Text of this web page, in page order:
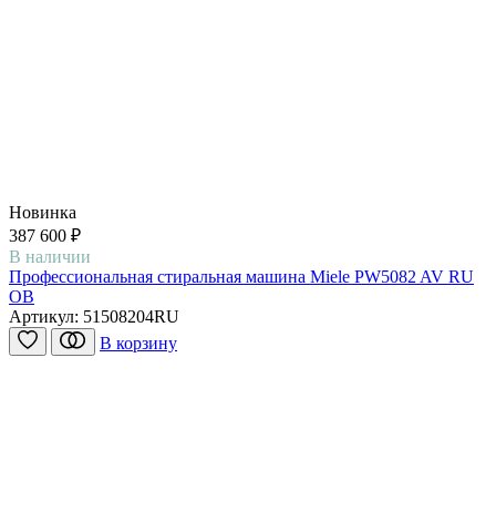
Новинка
387 600 ₽
В наличии
Профессиональная стиральная машина Miele PW5082 AV RU
OB
Артикул: 51508204RU
В корзину